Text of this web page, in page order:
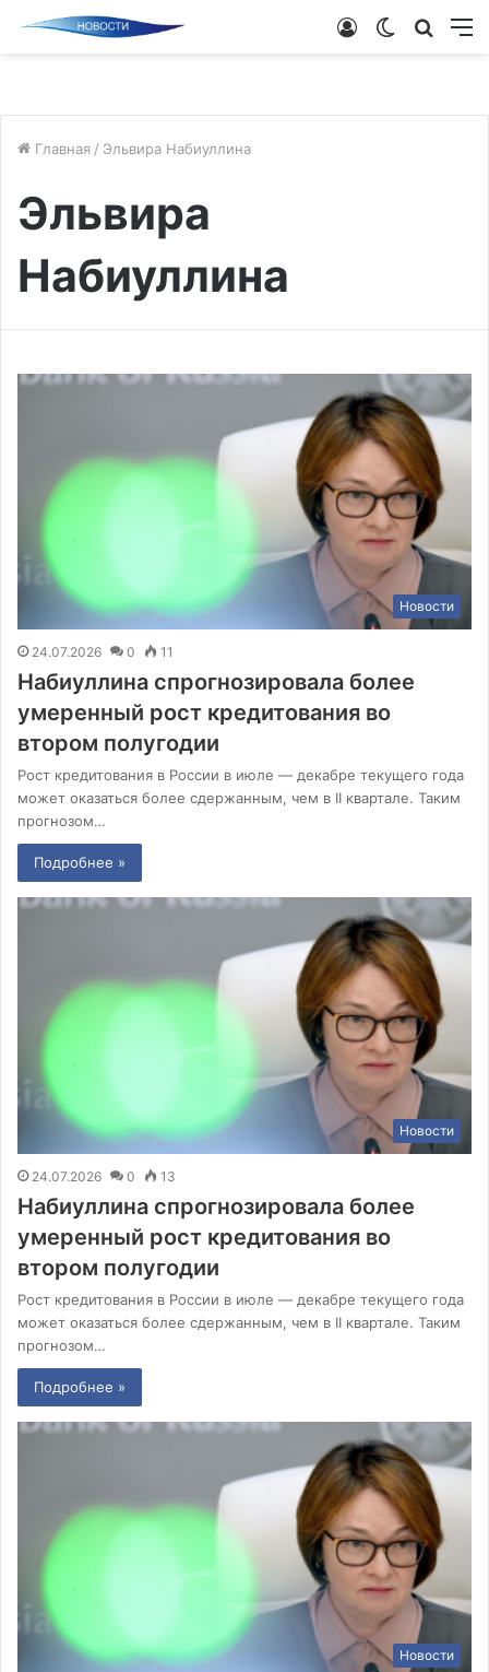
Поиск
Switch
Войти
Главная / Эльвира Набиуллина
Эльвира
Набиуллина
Новости
24.07.2026 0 11
Набиуллина спрогнозировала более
умеренный рост кредитования во
втором полугодии
Рост кредитования в России в июле — декабре текущего года
может оказаться более сдержанным, чем в II квартале. Таким
прогнозом…
Подробнее »
Новости
24.07.2026 0 13
Набиуллина спрогнозировала более
умеренный рост кредитования во
втором полугодии
Рост кредитования в России в июле — декабре текущего года
может оказаться более сдержанным, чем в II квартале. Таким
прогнозом…
Подробнее »
Новости